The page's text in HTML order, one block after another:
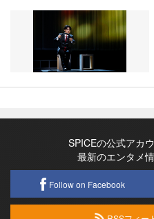
SPICEの公式アカ
最新のエンタメ
Follow on Facebook